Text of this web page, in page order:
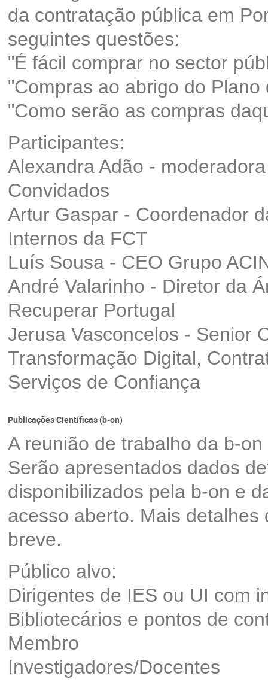
da contratação pública em
seguintes questões:
"É fácil comprar no sector
"Compras ao abrigo do
"Como serão as compras
Participantes:
Alexandra Adão - moderadora
Convidados
Artur Gaspar - Coordenador
Internos da FCT
Luís Sousa - CEO Grupo
André Valarinho - Diretor da
Recuperar Portugal
Jerusa Vasconcelos - Senior
Transformação Digital,
Serviços de Confiança
Publicações Científicas (b-on)
A reunião de trabalho da b-
Serão apresentados dados
disponibilizados pela b-on e
acesso aberto. Mais
breve.
Público alvo:
Dirigentes de IES ou UI com
Bibliotecários e pontos de
Membro
Investigadores/Docentes